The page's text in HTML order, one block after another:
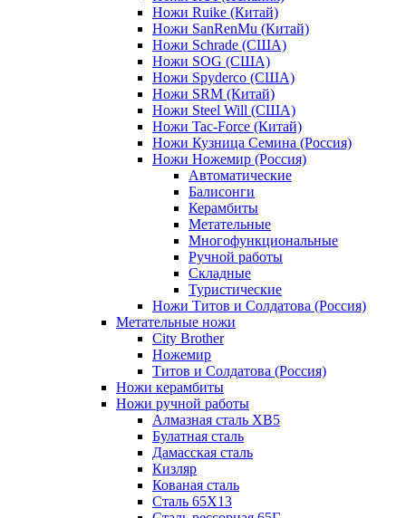
Ножи Ruike (Китай)
Ножи SanRenMu (Китай)
Ножи Schrade (США)
Ножи SOG (США)
Ножи Spyderco (США)
Ножи SRM (Китай)
Ножи Steel Will (США)
Ножи Tac-Force (Китай)
Ножи Кузница Семина (Россия)
Ножи Ножемир (Россия)
Автоматические
Балисонги
Керамбиты
Метательные
Многофункциональные
Ручной работы
Складные
Туристические
Ножи Титов и Солдатова (Россия)
Метательные ножи
City Brother
Ножемир
Титов и Солдатова (Россия)
Ножи керамбиты
Ножи ручной работы
Алмазная сталь ХВ5
Булатная сталь
Дамасская сталь
Кизляр
Кованая сталь
Сталь 65Х13